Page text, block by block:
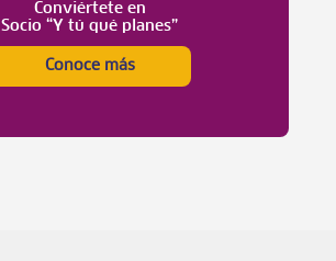
Conviértete en
Socio “Y tú qué planes”
Conoce más